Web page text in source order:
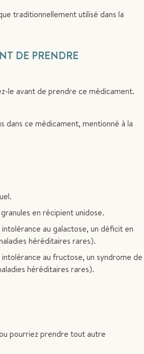
traditionnellement utilisé dans la
DE PRENDRE
le avant de prendre ce médicament.
dans ce médicament, mentionné à la
en récipient unidose.
au galactose, un déficit en
héréditaires rares).
au fructose, un syndrome de
héréditaires rares).
pourriez prendre tout autre